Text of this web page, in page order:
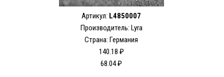
Артикул: L4850007
Производитель: Lyra
Страна: Германия
140.18 ₽
68.04 ₽